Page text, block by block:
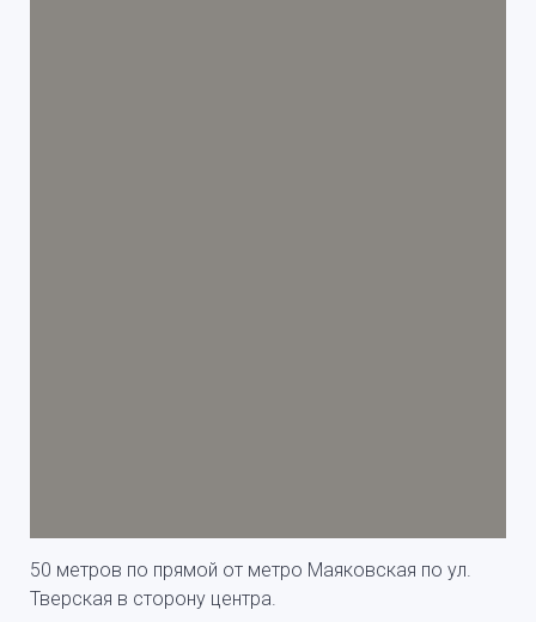
50 метров по прямой от метро Маяковская по ул.
Тверская в сторону центра.